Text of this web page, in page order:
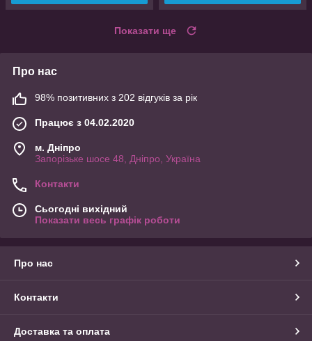
Показати ще
Про нас
98% позитивних з 202 відгуків за рік
Працює з 04.02.2020
м. Дніпро
Запорізьке шосе 48, Дніпро, Україна
Контакти
Сьогодні вихідний
Показати весь графік роботи
Про нас
Контакти
Доставка та оплата